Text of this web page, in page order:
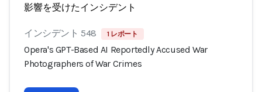
影響を受けたインシデント
インシデント 548 1 レポート
Opera's GPT-Based AI Reportedly Accused War
Photographers of War Crimes